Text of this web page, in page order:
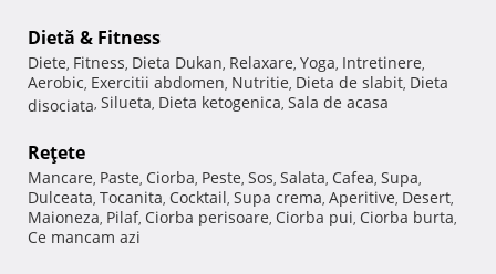
Dietă & Fitness
Diete, Fitness, Dieta Dukan, Relaxare, Yoga, Intretinere,
Aerobic, Exercitii abdomen, Nutritie, Dieta de slabit, Dieta
disociata, Silueta, Dieta ketogenica, Sala de acasa
Reţete
Mancare, Paste, Ciorba, Peste, Sos, Salata, Cafea, Supa,
Dulceata, Tocanita, Cocktail, Supa crema, Aperitive, Desert,
Maioneza, Pilaf, Ciorba perisoare, Ciorba pui, Ciorba burta,
Ce mancam azi